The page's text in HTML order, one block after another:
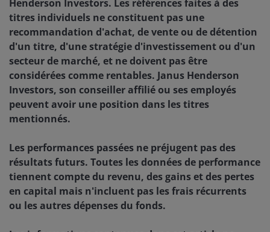
Henderson Investors. Les références faites à des
titres individuels ne constituent pas une
recommandation d'achat, de vente ou de détention
d'un titre, d'une stratégie d'investissement ou d'un
secteur de marché, et ne doivent pas être
considérées comme rentables. Janus Henderson
Investors, son conseiller affilié ou ses employés
peuvent avoir une position dans les titres
mentionnés.
Les performances passées ne préjugent pas des
résultats futurs. Toutes les données de performance
tiennent compte du revenu, des gains et des pertes
en capital mais n'incluent pas les frais récurrents
ou les autres dépenses du fonds.